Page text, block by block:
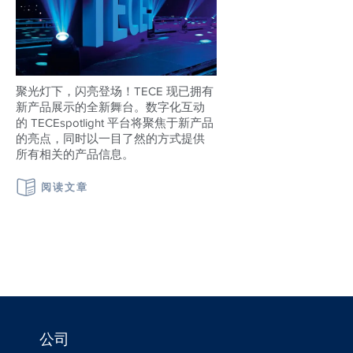
聚光灯下，闪亮登场！TECE 现已拥有
新产品展示的全新舞台。数字化互动
的 TECEspotlight 平台将聚焦于新产品
的亮点，同时以一目了然的方式提供
所有相关的产品信息。
阅读文章
公司